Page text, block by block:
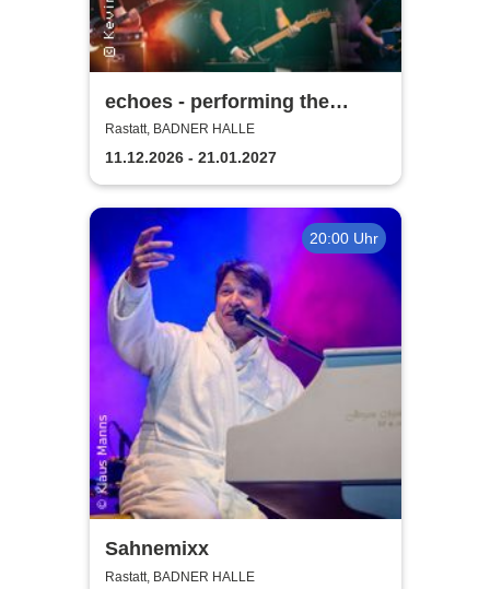
echoes - performing the
music of Pink Floyd
Rastatt, BADNER HALLE
11.12.2026 - 21.01.2027
20:00 Uhr
Sahnemixx
Rastatt, BADNER HALLE